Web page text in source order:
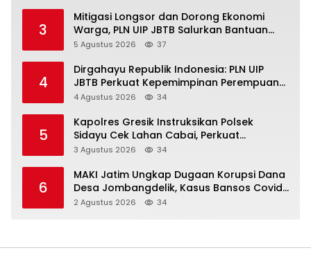
3
Mitigasi Longsor dan Dorong Ekonomi
Warga, PLN UIP JBTB Salurkan Bantuan
Konservasi 4.000 Pohon Aren Genjah Asal
5 Agustus 2026 37
4
Dirgahayu Republik Indonesia: PLN UIP
JBTB Perkuat Kepemimpinan Perempuan
melalui Srikandi Movement 2026
4 Agustus 2026 34
5
Kapolres Gresik Instruksikan Polsek
Sidayu Cek Lahan Cabai, Perkuat
Ketahanan Pangan dan Stabilitas Harga
3 Agustus 2026 34
6
MAKI Jatim Ungkap Dugaan Korupsi Dana
Desa Jombangdelik, Kasus Bansos Covid-
19 dan Pengadaan Mebelair Segera
2 Agustus 2026 34